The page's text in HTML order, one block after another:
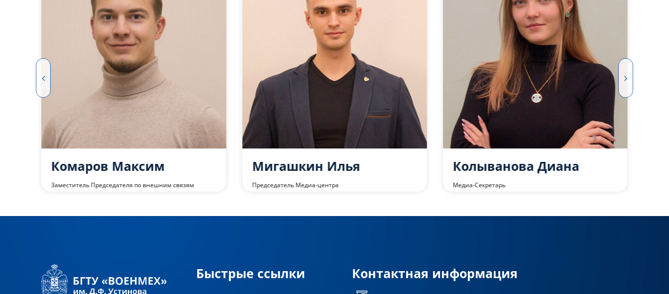
Комаров Максим
Заместитель Председателя по внешним связям
Мигашкин Илья
Председатель Медиа-центра
Колыванова Диана
Медиа-Секретарь
Быстрые ссылки Контактная информация